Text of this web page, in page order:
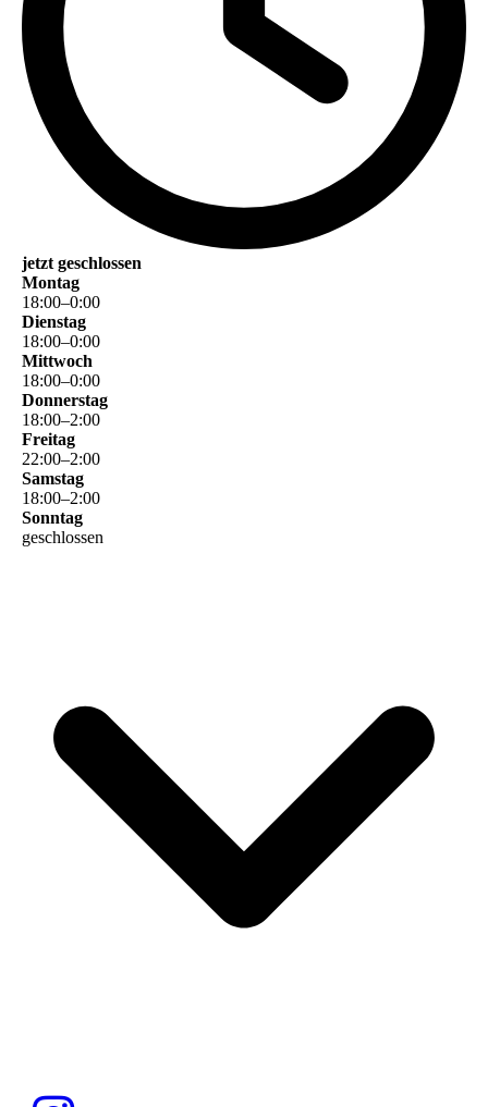
jetzt geschlossen
Montag
18:00–0:00
Dienstag
18:00–0:00
Mittwoch
18:00–0:00
Donnerstag
18:00–2:00
Freitag
22:00–2:00
Samstag
18:00–2:00
Sonntag
geschlossen